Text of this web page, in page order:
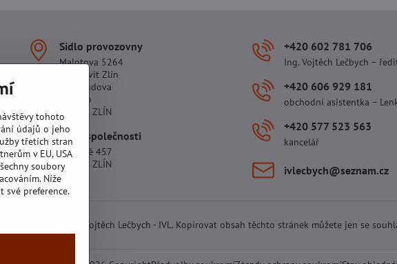
Sídlo provozovny
Malotova 5264
Areál Svit Zlín
113. budova
1. patro
760 01 ZLÍN
Sídlo společnosti
U Hřiště 457
760 01 ZLÍN
+420 602 781 706
Ing. Vojtěch Lečbych –
+420 606 929 181
obchodní asistentka –
+420 577 523 563
kancelář
ivlecbych​@seznam​.cz
společnosti Ing. Vojtěch Lečbych - IVL. Kopírovat obsah těchto stránek můžete jen se
tohoto
údajů o jeho
třetích stran
v EU, USA
soubory
Níže
své preference.